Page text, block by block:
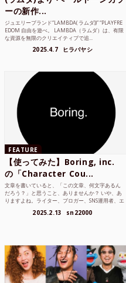
ーの新作...
ジュエリーブランド“LAMBDA( ラムダ))” “PLAYFRE
EDOM 自由を遊べ。 LAMBDA（ラムダ）は、有限
な資源を無限のクリエイティブで追...
2025.4.7 ヒラバヤシ
FEATURE
【使ってみた】Boring, inc.
の「Character Cou...
文章を書いていると、「この文章、何文字あるん
だろう？」と思うこと、ありませんか？ いや、あ
りますよね。ライター、ブロガー、SNS運用者、エ
2025.2.13 sn22000